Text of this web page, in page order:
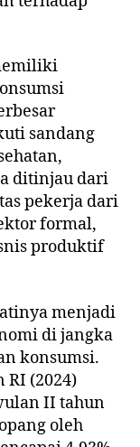
sandang
ditinjau dari
pekerja dari
formal,
produktif
menjadi
di jangka
konsumsi.
(2024)
II tahun
oleh